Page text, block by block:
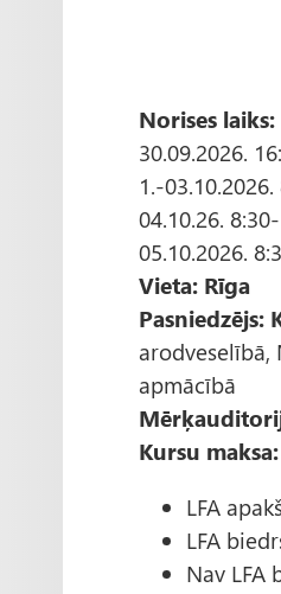
Norises laiks:
30.09.2026.
1.-
04.10.26.
05.10.2026.
Vieta: Rīga
Pasniedzējs:
arodveselībā,
apmācībā
Kursu maksa:
LFA
LFA
Nav LFA